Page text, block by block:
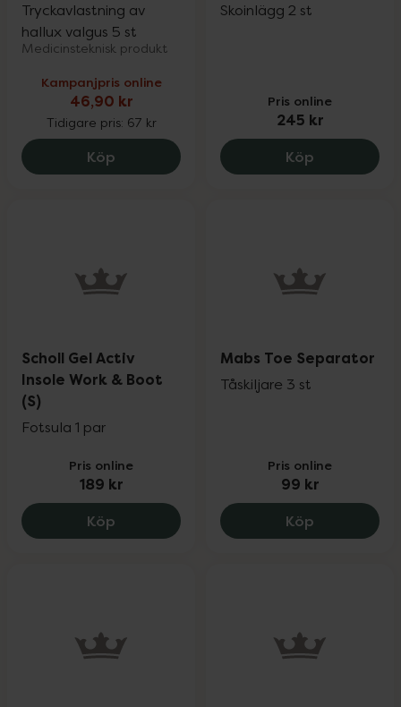
Tryckavlastning av
hallux valgus 5 st
Medicinsteknisk produkt
Kampanjpris online
46,90 kr
Tidigare pris: 67 kr
Köp Compeed Hallux Valgus Plåster, 46.9
Skoinlägg 2 st
Pris online
245 kr
Köp Scholl
Scholl Gel Activ
Insole Work & Boot
(S)
Fotsula 1 par
Pris online
189 kr
Köp Scholl Gel Activ Insole Work & Boot (S),
Mabs Toe Separator
Tåskiljare 3 st
Pris online
99 kr
Köp Mabs Toe